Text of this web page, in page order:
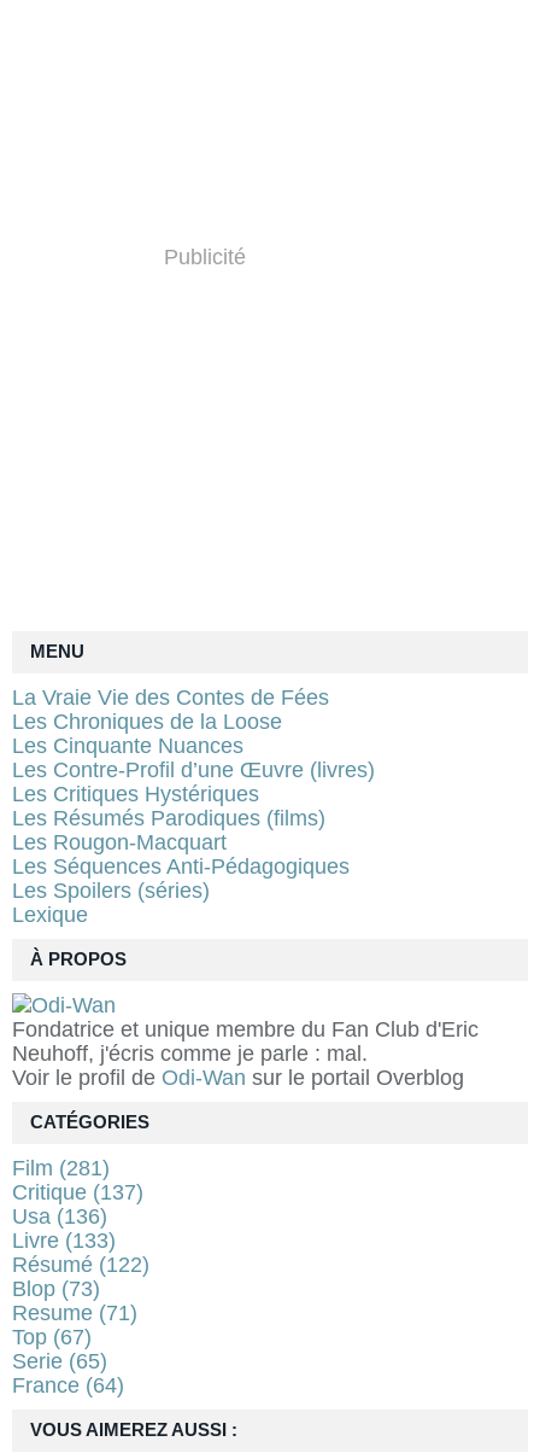
À PROPOS
Fondatrice et unique membre du Fan Club d'Eric
Neuhoff, j'écris comme je parle : mal.
Voir le profil de Odi-Wan sur le portail Overblog
Publicité
VOUS AIMEREZ AUSSI :
MENU
La Vraie Vie des Contes de Fées
Les Chroniques de la Loose
Les Cinquante Nuances
Les Contre-Profil d’une Œuvre (livres)
Les Critiques Hystériques
Les Résumés Parodiques (films)
Les Rougon-Macquart
Les Séquences Anti-Pédagogiques
Les Spoilers (séries)
Lexique
CATÉGORIES
Film (281)
Critique (137)
Usa (136)
Livre (133)
Résumé (122)
Blop (73)
Resume (71)
Top (67)
Serie (65)
France (64)